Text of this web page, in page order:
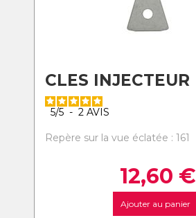
CLES INJECTEUR
5/5 - 2 AVIS
Repère sur la vue éclatée : 161
12,60 €
Ajouter au panier